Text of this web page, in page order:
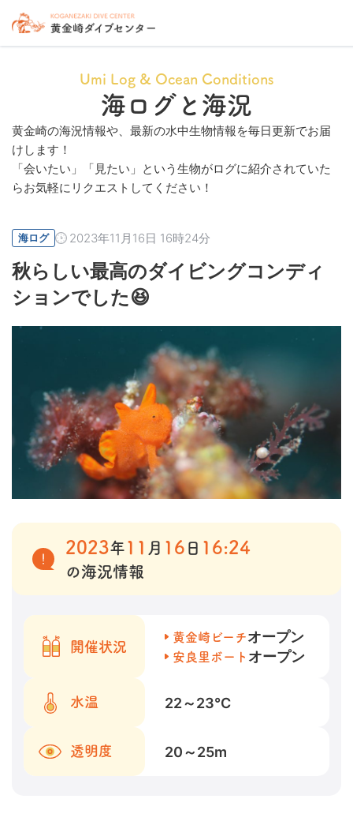
Umi Log & Ocean Conditions
海ログと海況
黄金崎の海況情報や、最新の水中生物情報を毎日更新でお届
けします！
「会いたい」「見たい」という生物がログに紹介されていた
らお気軽にリクエストしてください！
海ログ 2023年11月16日 16時24分
秋らしい最高のダイビングコンディ
ションでした😆
2023年 11 月 16 日 16:24
の海況情報
開催状況
黄金崎ビーチオープン
安良里ボート オープン
水温 22～23℃
透明度 20～25m